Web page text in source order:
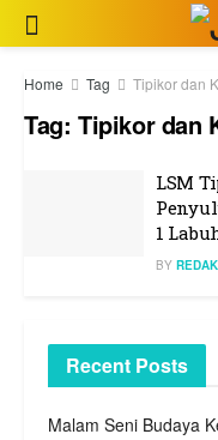
Home Tag Tipikor dan
Tag: Tipikor dan
LSM
1
BY
Recent Posts
Malam Seni Budaya